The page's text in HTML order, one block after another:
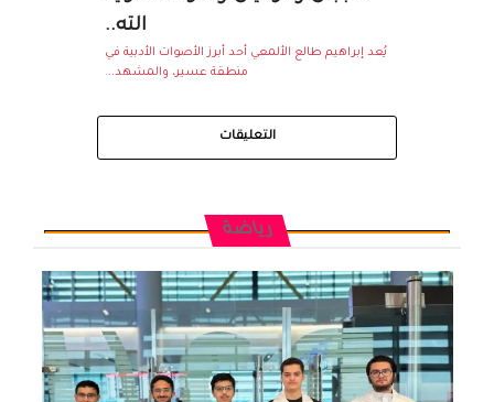
الته..
يُعد إبراهيم طالع الألمعي أحد أبرز الأصوات الأدبية في
منطقة عسير، والمشهد...
التعليقات
رياضة